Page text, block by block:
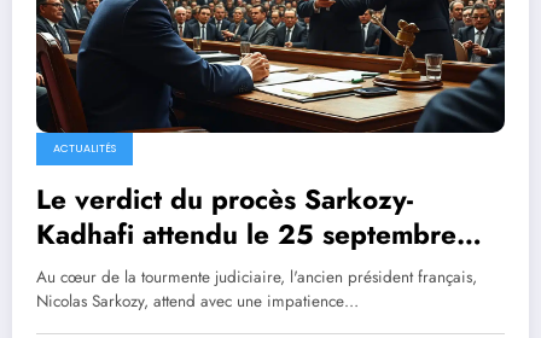
ACTUALITÉS
Le verdict du procès Sarkozy-
Kadhafi attendu le 25 septembre
pour l’ancien président
Au cœur de la tourmente judiciaire, l'ancien président français,
Nicolas Sarkozy, attend avec une impatience…